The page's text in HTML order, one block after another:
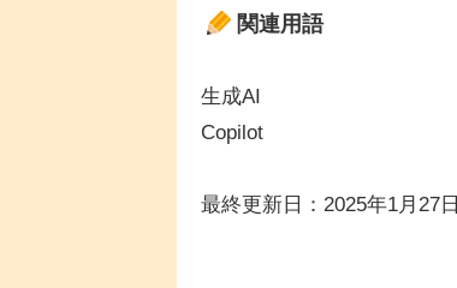
関連用語
生成AI
Copilot
最終更新日：2025年1月27日